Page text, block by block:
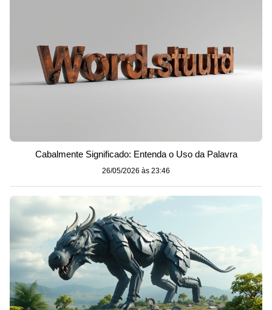
Cabalmente Significado: Entenda o Uso da Palavra
26/05/2026 às 23:46